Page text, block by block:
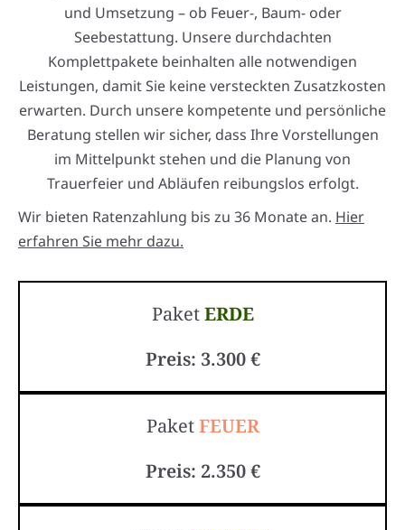
und Umsetzung – ob Feuer-, Baum- oder
Seebestattung. Unsere durchdachten
Komplettpakete beinhalten alle notwendigen
Leistungen, damit Sie keine versteckten Zusatzkosten
erwarten. Durch unsere kompetente und persönliche
Beratung stellen wir sicher, dass Ihre Vorstellungen
im Mittelpunkt stehen und die Planung von
Trauerfeier und Abläufen reibungslos erfolgt.
Wir bieten Ratenzahlung bis zu 36 Monate an. Hier
erfahren Sie mehr dazu.
PaketERDE
Preis: 3.300 €
PaketFEUER
Preis: 2.350 €